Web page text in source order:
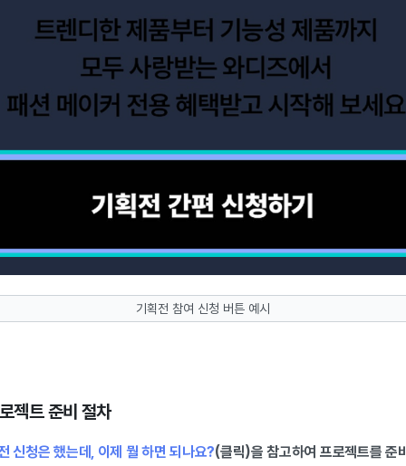
기획전 참여 신청 버튼 예시
젝트 준비 절차
신청은 했는데, 이제 뭘 하면 되나요?(클릭)을 참고하여 프로젝트를 준